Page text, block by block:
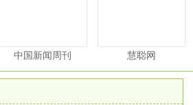
中国新闻周刊 慧聪网